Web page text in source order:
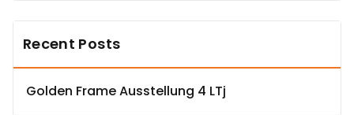
Recent Posts
Golden Frame Ausstellung 4 LTj